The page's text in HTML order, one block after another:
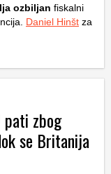
ozbiljan fiskalni
Daniel Hinšt za
pati zbog
se Britanija